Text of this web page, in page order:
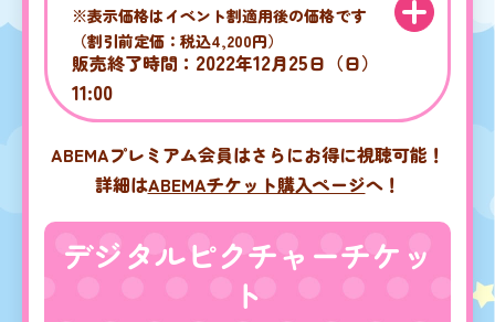
※表示価格はイベント割適用後の価格です
（割引前定価：税込4,200円）
販売終了時間： 2022年12月25日（日）
11:00
ABEMAプレミアム会員はさらにお得に視聴可能！
詳細はABEMAチケット購入ページへ！
デジタルピクチャーチケッ
ト